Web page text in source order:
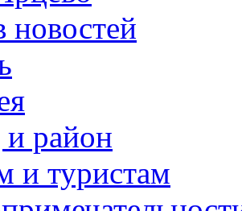
новостей
и район
и туристам